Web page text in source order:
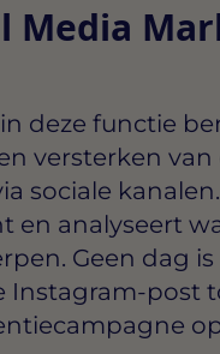
Media
deze functie
versterken van
sociale
en analyseert
Geen dag is
Instagram-post